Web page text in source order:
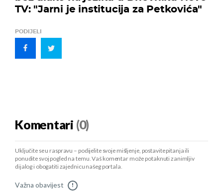
TV: "Jarni je institucija za Petkovića"
PODIJELI
Komentari (0)
Uključite se u raspravu – podijelite svoje mišljenje, postavite pitanja ili
ponudite svoj pogled na temu. Vaš komentar može potaknuti zanimljiv
dijalog i obogatiti zajednicu našeg portala.
Važna obavijest !